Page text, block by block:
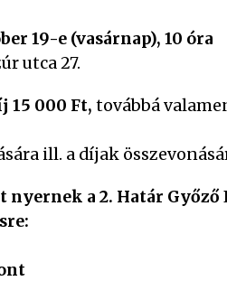
19-e (vasárnap), 10 óra
utca 27.
15 000 Ft, továbbá
ill. a díjak
a 2. Határ